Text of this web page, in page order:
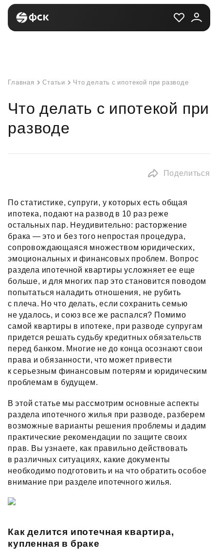
Главная Статьи Что делать с ипотекой при разводе
Что делать с ипотекой при
разводе
Поделиться
По статистике, супруги, у которых есть общая
ипотека, подают на развод в 10 раз реже
остальных пар. Неудивительно: расторжение
брака — это и без того непростая процедура,
сопровождающаяся множеством юридических,
эмоциональных и финансовых проблем. Вопрос
раздела ипотечной квартиры усложняет ее еще
больше, и для многих пар это становится поводом
попытаться наладить отношения, не рубить
с плеча. Но что делать, если сохранить семью
не удалось, и союз все же распался? Помимо
самой квартиры в ипотеке, при разводе супругам
придется решать судьбу кредитных обязательств
перед банком. Многие не до конца осознают свои
права и обязанности, что может привести
к серьезным финансовым потерям и юридическим
проблемам в будущем.
В этой статье мы рассмотрим основные аспекты
раздела ипотечного жилья при разводе, разберем
возможные варианты решения проблемы и дадим
практические рекомендации по защите своих
прав. Вы узнаете, как правильно действовать
в различных ситуациях, какие документы
необходимо подготовить и на что обратить особое
внимание при разделе ипотечного жилья.
Как делится ипотечная квартира,
купленная в браке